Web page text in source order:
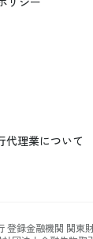
代理業について
登録金融機関 関東